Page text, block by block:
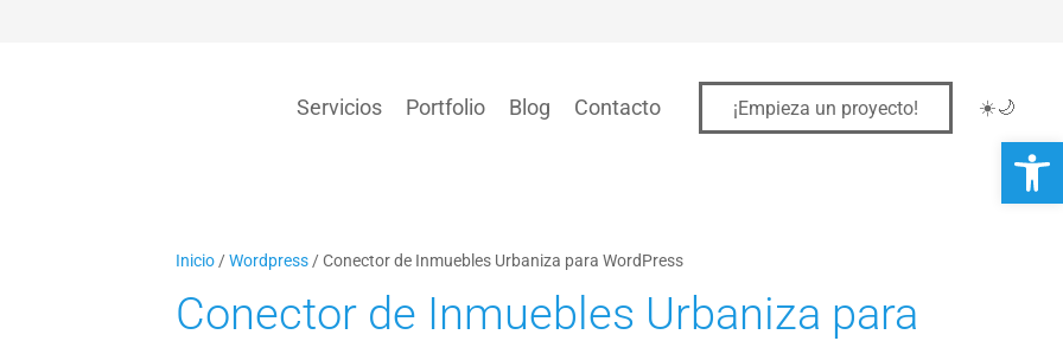
Servicios Portfolio Blog Contacto ¡Empieza un proyecto! ☀️🌙
Inicio/Wordpress/ Conector de Inmuebles Urbaniza para WordPress
Conector de Inmuebles Urbaniza para
Abrir